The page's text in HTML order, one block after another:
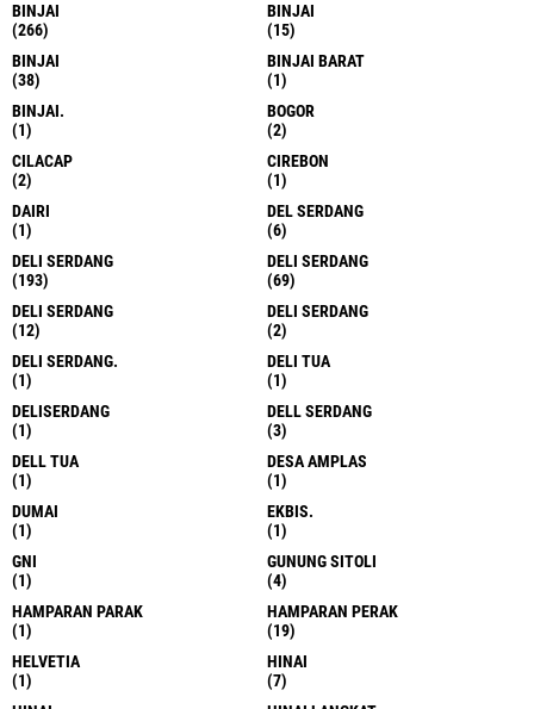
BINJAI
(266)
BINJAI
(15)
BINJAI
(38)
BINJAI BARAT
(1)
BINJAI.
(1)
BOGOR
(2)
CILACAP
(2)
CIREBON
(1)
DAIRI
(1)
DEL SERDANG
(6)
DELI SERDANG
(193)
DELI SERDANG
(69)
DELI SERDANG
(12)
DELI SERDANG
(2)
DELI SERDANG.
(1)
DELI TUA
(1)
DELISERDANG
(1)
DELL SERDANG
(3)
DELL TUA
(1)
DESA AMPLAS
(1)
DUMAI
(1)
EKBIS.
(1)
GNI
(1)
GUNUNG SITOLI
(4)
HAMPARAN PARAK
(1)
HAMPARAN PERAK
(19)
HELVETIA
(1)
HINAI
(7)